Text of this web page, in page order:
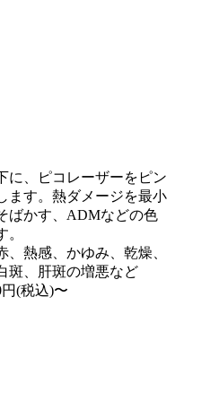
に、ピコレーザーをピン
ます。熱ダメージを最小
ばかす、ADMなどの色
、熱感、かゆみ、乾燥、
斑、肝斑の増悪など
(税込)〜